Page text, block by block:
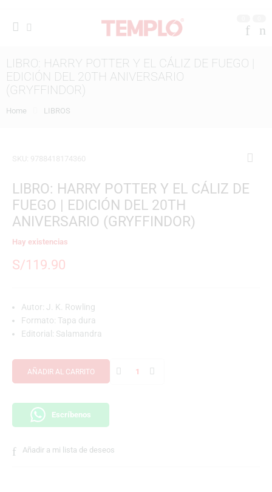
LIBRO: HARRY POTTER Y EL CÁLIZ DE FUEGO |
EDICIÓN DEL 20TH ANIVERSARIO
(GRYFFINDOR)
Home LIBROS
SKU: 9788418174360
LIBRO: HARRY POTTER Y EL CÁLIZ DE
FUEGO | EDICIÓN DEL 20TH
ANIVERSARIO (GRYFFINDOR)
Hay existencias
S/119.90
Autor: J. K. Rowling
Formato: Tapa dura
Editorial: Salamandra
AÑADIR AL CARRITO
Escríbenos
Añadir a mi lista de deseos